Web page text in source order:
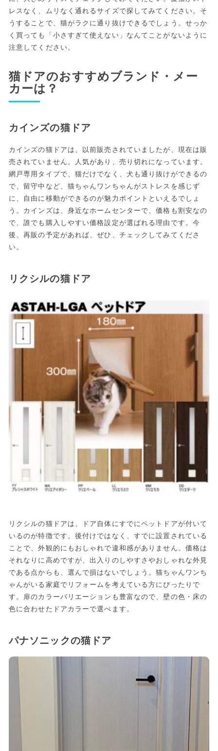
レスなく、ムリなく通れるサイズで探してみてください。そ
うすることで、猫がラクに通り抜けできるでしょう。せっか
く買っても「小さすぎて使えない」なんてことがないように
注意してください。
猫ドアのおすすめブランド・メー
カーは？
カインズの猫ドア
カインズの猫ドアは、以前販売されていましたが、現在は販
売されていません。人気があり、売り切れになっています。
網戸専用タイプで、猫だけでなく、犬も通り抜けができるの
で、留守中など、猫ちゃんワンちゃんがストレスを感じず
に、自由に移動ができるのが魅力ポイントといえるでしょ
う。カインズは、身近なホームセンターで、価格も割安なの
で、誰でも購入しやすい価格設定が選ばれる理由です。今
後、再販の予定があれば、ぜひ、チェックしてみてくださ
い。
リクシルの猫ドア
リクシルの猫ドアは、ドア自体にすでにペットドアが付いて
いるのが特徴です。後付けではなく、すでに設置されている
ことで、外観的にもおしゃれで違和感がありません。価格は
それなりに高めですが、出入りのしやすさやおしゃれな外見
である点からも、選んで損はないでしょう。猫ちゃんワンち
ゃんがいる家庭でリフォームを考えている方にぴったりで
す。扉のカラーバリエーションも豊富なので、壁の色・床の
色に合わせたドアカラーで選べます。
パナソニックの猫ドア